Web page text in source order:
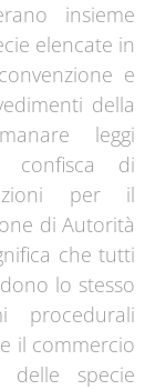
insieme
elencate in
e
della
leggi
confisca di
per il
di Autorità
che tutti
lo stesso
procedurali
il commercio
delle specie